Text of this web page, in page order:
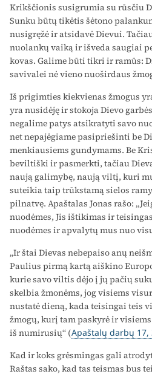
Krikščionis susigrumia su rūsčiu
Sunku būtų tikėtis šėtono
nusigręžė ir atsidavė Dievui.
nuolankų vaiką ir išveda saugiai
kovas. Galime būti tikri ir ramūs:
savivalei nė vieno nuoširdaus
Iš prigimties kiekvienas žmogus
yra nusidėję ir stokoja Dievo
negalime patys atsikratyti savo
net nepajėgiame pasipriešinti be
menkiausiems gundymams. Be
beviltiški ir pasmerkti, tačiau
naują galimybę, naują viltį, kuri
suteikia taip trūkstamą sielos
pilnatvę. Apaštalas Jonas rašo:
nuodėmes, Jis ištikimas ir
nuodėmes ir apvalytų mus nuo
„Ir štai Dievas nebepaiso anų
Paulius pirmą kartą aiškino
kurie savo viltis dėjo į jų pačių
skelbia žmonėms, jog visiems
nustatė dieną, kada teisingai teis
žmogų, kurį tam paskyrė ir
iš numirusių“ (Apaštalų darbų 17,
Kad ir koks grėsmingas gali
Raštas sako, kad tas teismas bus